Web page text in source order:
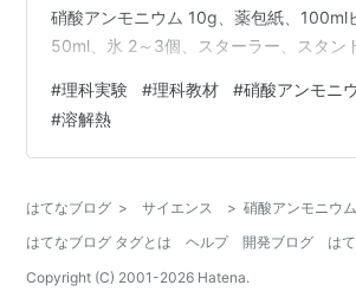
硝酸アンモニウム 10g、薬包紙、100ml
50ml、氷 2～3個、スターラー、スタン
水50mlと氷を入れ、スターラー上にセッ
に、スタンドを用いて温度計をビーカー
ておく。 硝酸アンモニウム10gを薬包紙
る。また、その時の温度も確認しておく…
#理科実験 #理科教材 #硝酸アンモニ
#溶解熱
はてなブログ > サイエンス > 硝酸アンモニウム
はてなブログ タグとは
ヘルプ 開発ブログ
は
Copyright (C) 2001-2026 Hatena.